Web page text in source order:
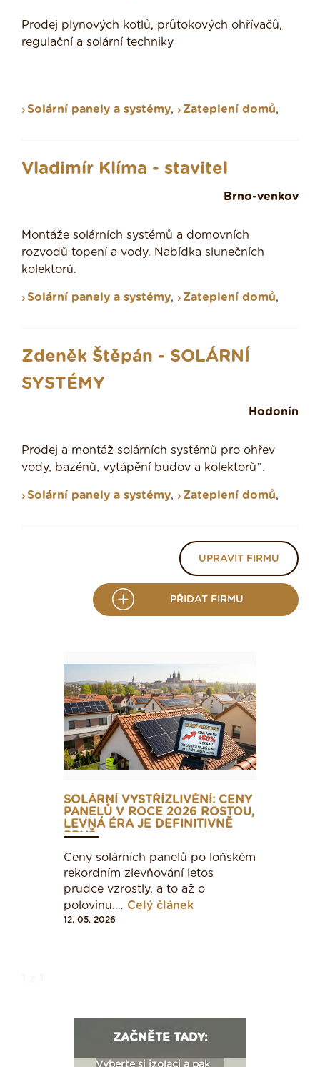
Prodej plynových kotlů, průtokových ohřívačů,
regulační a solární techniky
Solární panely a systémy, Zateplení domů,
Vladimír Klíma - stavitel
Brno-venkov
Montáže solárních systémů a domovních
rozvodů topení a vody. Nabídka slunečních
kolektorů.
Solární panely a systémy, Zateplení domů,
Zdeněk Štěpán - SOLÁRNÍ
SYSTÉMY
Hodonín
Prodej a montáž solárních systémů pro ohřev
vody, bazénů, vytápění budov a kolektorů¨.
Solární panely a systémy, Zateplení domů,
UPRAVIT FIRMU
PŘIDAT FIRMU
SOLÁRNÍ VYSTŘÍZLIVĚNÍ: CENY
PANELŮ V ROCE 2026 ROSTOU,
LEVNÁ ÉRA JE DEFINITIVNĚ
PRYČ
Ceny solárních panelů po loňském
rekordním zlevňování letos
prudce vzrostly, a to až o
polovinu.… Celý článek
12. 05. 2026
ZAČNĚTE TADY: